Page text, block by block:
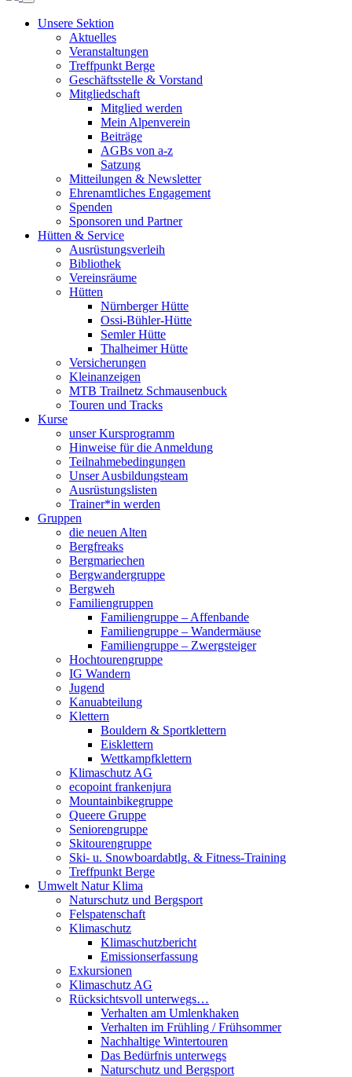
Unsere Sektion
Aktuelles
Veranstaltungen
Treffpunkt Berge
Geschäftsstelle & Vorstand
Mitgliedschaft
Mitglied werden
Mein Alpenverein
Beiträge
AGBs von a-z
Satzung
Mitteilungen & Newsletter
Ehrenamtliches Engagement
Spenden
Sponsoren und Partner
Hütten & Service
Ausrüstungsverleih
Bibliothek
Vereinsräume
Hütten
Nürnberger Hütte
Ossi-Bühler-Hütte
Semler Hütte
Thalheimer Hütte
Versicherungen
Kleinanzeigen
MTB Trailnetz Schmausenbuck
Touren und Tracks
Kurse
unser Kursprogramm
Hinweise für die Anmeldung
Teilnahmebedingungen
Unser Ausbildungsteam
Ausrüstungslisten
Trainer*in werden
Gruppen
die neuen Alten
Bergfreaks
Bergmariechen
Bergwandergruppe
Bergweh
Familiengruppen
Familiengruppe – Affenbande
Familiengruppe – Wandermäuse
Familiengruppe – Zwergsteiger
Hochtourengruppe
IG Wandern
Jugend
Kanuabteilung
Klettern
Bouldern & Sportklettern
Eisklettern
Wettkampfklettern
Klimaschutz AG
ecopoint frankenjura
Mountainbikegruppe
Queere Gruppe
Seniorengruppe
Skitourengruppe
Ski- u. Snowboardabtlg. & Fitness-Training
Treffpunkt Berge
Umwelt Natur Klima
Naturschutz und Bergsport
Felspatenschaft
Klimaschutz
Klimaschutzbericht
Emissionserfassung
Exkursionen
Klimaschutz AG
Rücksichtsvoll unterwegs…
Verhalten am Umlenkhaken
Verhalten im Frühling / Frühsommer
Nachhaltige Wintertouren
Das Bedürfnis unterwegs
Naturschutz und Bergsport